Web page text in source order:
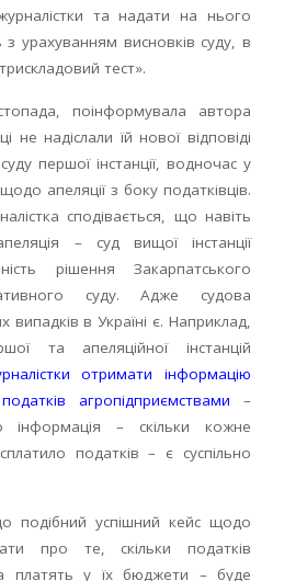
та надати на нього
з урахуванням висновків суду, в
тест».
поінформувала автора
не надіслали їй нової відповіді
першої інстанції, водночас у
апеляції з боку податківців.
сподівається, що навіть
– суд вищої інстанції
рішення Закарпатського
суду. Адже судова
в Україні є. Наприклад,
та апеляційної інстанцій
отримати інформацію
агропідприємствами –
– скільки кожне
податків – є суспільно
подібний успішний кейс щодо
про те, скільки податків
платять у їх бюджети – буде